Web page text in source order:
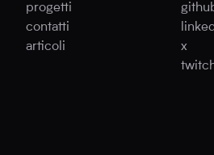
progetti
contatti
articoli
x